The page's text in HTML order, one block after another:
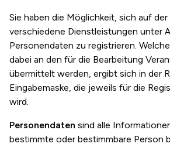
Sie haben die Möglichkeit, sich auf
verschiedene Dienstleistungen unter
Personendaten zu registrieren.
dabei an den für die Bearbeitung
übermittelt werden, ergibt sich in der
Eingabemaske, die jeweils für die
wird.
Personendaten sind alle
bestimmte oder bestimmbare Person